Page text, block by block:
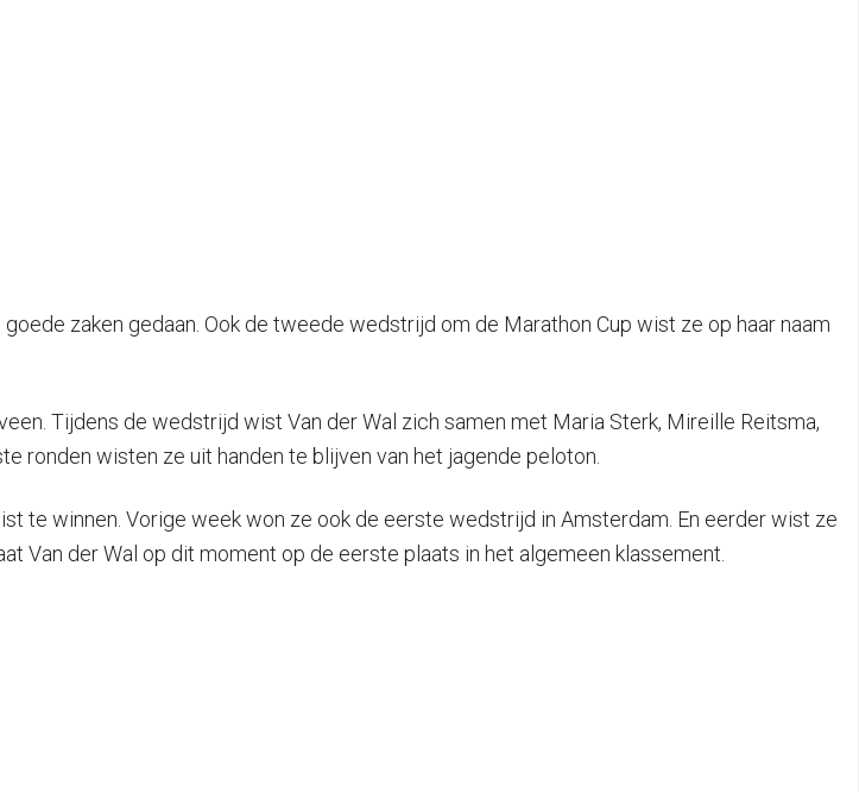
zaken gedaan. Ook de tweede wedstrijd om de Marathon Cup wist ze op haar naam
Tijdens de wedstrijd wist Van der Wal zich samen met Maria Sterk, Mireille Reitsma,
ronden wisten ze uit handen te blijven van het jagende peloton.
te winnen. Vorige week won ze ook de eerste wedstrijd in Amsterdam. En eerder wist ze
Van der Wal op dit moment op de eerste plaats in het algemeen klassement.